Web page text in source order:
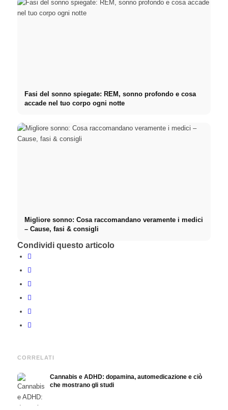
Fasi del sonno spiegate: REM, sonno profondo e cosa
accade nel tuo corpo ogni notte
Migliore sonno: Cosa raccomandano veramente i medici
– Cause, fasi & consigli
Condividi questo articolo
CORRELATI
Cannabis e ADHD: dopamina, automedicazione e ciò
che mostrano gli studi